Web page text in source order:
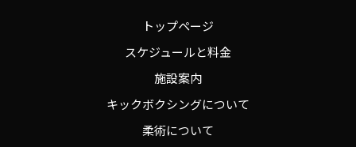
トップページ
スケジュールと料金
施設案内
キックボクシングについて
柔術について